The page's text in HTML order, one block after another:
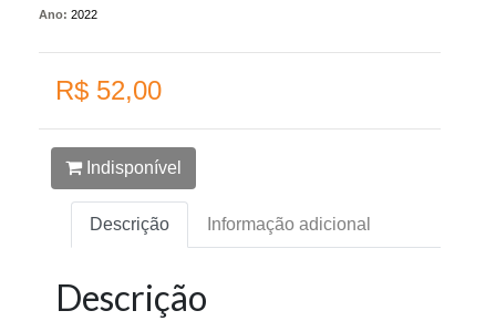
Ano: 2022
R$ 52,00
Indisponível
Descrição Informação adicional
Descrição